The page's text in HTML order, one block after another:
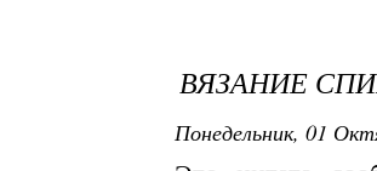
ВЯЗАНИЕ
Понедельник, 01